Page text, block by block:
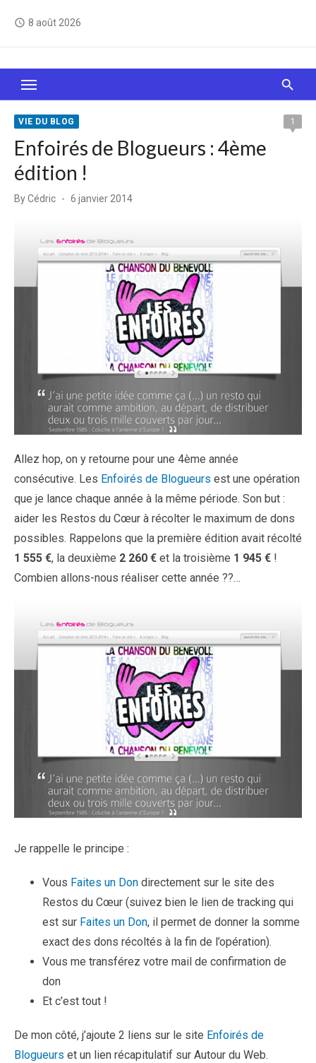
access_time 8 août 2026
Le Web, c'est comme une boîte de chocolats… On
sait jamais sur quoi on va tomber !
VIE DU BLOG 1
Enfoirés de Blogueurs : 4ème
édition !
ByCédric
Posted
6 janvier 2014
Allez hop, on y retourne pour une 4ème année
consécutive. Les Enfoirés de Blogueurs est une opération
que je lance chaque année à la même période. Son but :
aider les Restos du Cœur à récolter le maximum de dons
possibles. Rappelons que la première édition avait récolté
1 555 €, la deuxième 2 260 € et la troisième 1 945 € !
Combien allons-nous réaliser cette année ??…
Je rappelle le principe :
Vous Faites un Don directement sur le site des
Restos du Cœur (suivez bien le lien de tracking qui
est sur Faites un Don, il permet de donner la somme
exact des dons récoltés à la fin de l’opération).
Vous me transférez votre mail de confirmation de
don
Et c’est tout !
De mon côté, j’ajoute 2 liens sur le site Enfoirés de
Blogueurs et un lien récapitulatif sur Autour du Web.